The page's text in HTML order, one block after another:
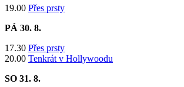
19.00 Přes prsty
PÁ 30. 8.
17.30 Přes prsty
20.00 Tenkrát v Hollywoodu
SO 31. 8.